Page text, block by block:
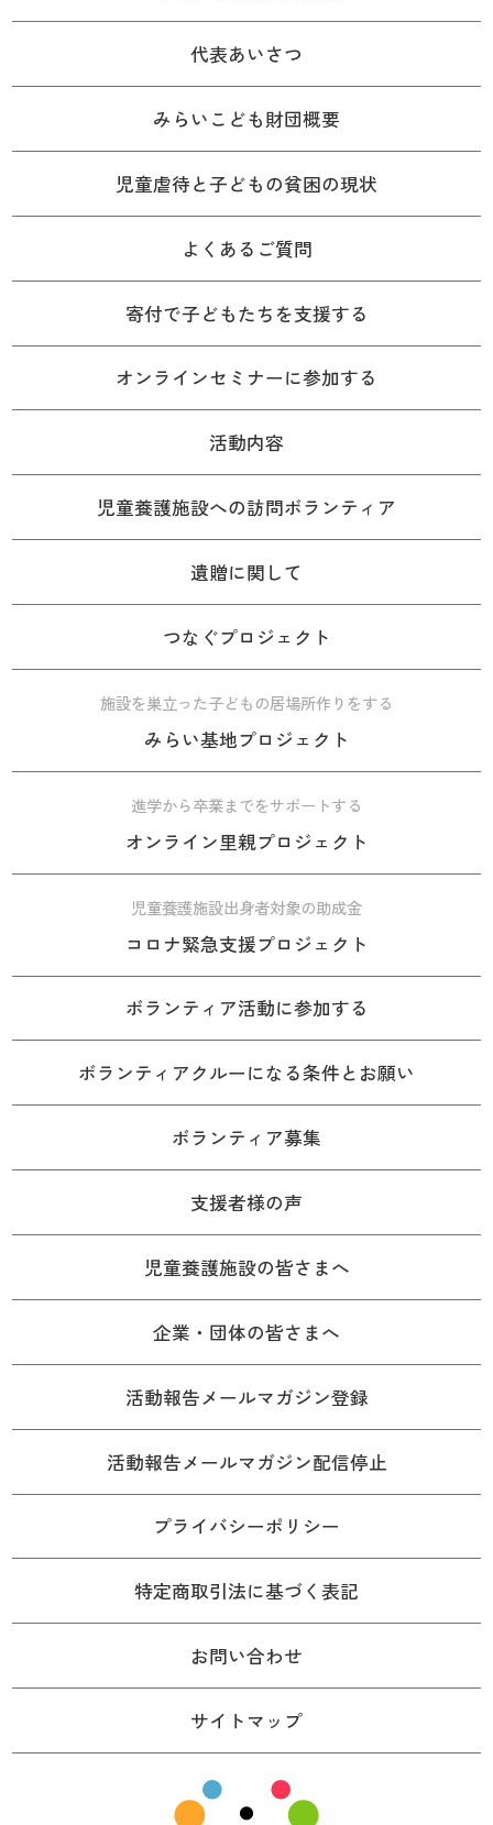
代表あいさつ
みらいこども財団概要
児童虐待と子どもの貧困の現状
よくあるご質問
寄付で子どもたちを支援する
オンラインセミナーに参加する
活動内容
児童養護施設への訪問ボランティア
遺贈に関して
つなぐプロジェクト
施設を巣立った子どもの居場所作りをする
みらい基地プロジェクト
進学から卒業までをサポートする
オンライン里親プロジェクト
児童養護施設出身者対象の助成金
コロナ緊急支援プロジェクト
ボランティア活動に参加する
ボランティアクルーになる条件とお願い
ボランティア募集
支援者様の声
児童養護施設の皆さまへ
企業・団体の皆さまへ
活動報告メールマガジン登録
活動報告メールマガジン配信停止
プライバシーポリシー
特定商取引法に基づく表記
お問い合わせ
サイトマップ